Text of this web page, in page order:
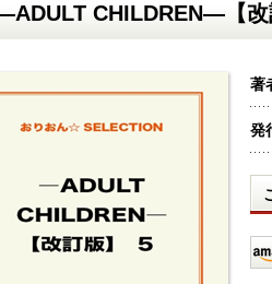
CHILDREN―【改
著
発